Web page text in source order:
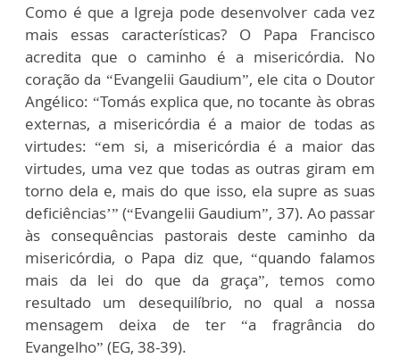
Como é que a Igreja pode desenvolver cada vez
mais essas características? O Papa Francisco
acredita que o caminho é a misericórdia. No
coração da “Evangelii Gaudium”, ele cita o Doutor
Angélico: “Tomás explica que, no tocante às obras
externas, a misericórdia é a maior de todas as
virtudes: “em si, a misericórdia é a maior das
virtudes, uma vez que todas as outras giram em
torno dela e, mais do que isso, ela supre as suas
deficiências’” (“Evangelii Gaudium”, 37). Ao passar
às consequências pastorais deste caminho da
misericórdia, o Papa diz que, “quando falamos
mais da lei do que da graça”, temos como
resultado um desequilíbrio, no qual a nossa
mensagem deixa de ter “a fragrância do
Evangelho” (EG, 38-39).